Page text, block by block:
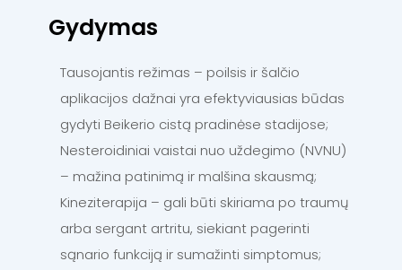
Gydymas
Tausojantis režimas – poilsis ir šalčio
aplikacijos dažnai yra efektyviausias būdas
gydyti Beikerio cistą pradinėse stadijose;
Nesteroidiniai vaistai nuo uždegimo (NVNU)
– mažina patinimą ir malšina skausmą;
Kineziterapija – gali būti skiriama po traumų
arba sergant artritu, siekiant pagerinti
sąnario funkciją ir sumažinti simptomus;